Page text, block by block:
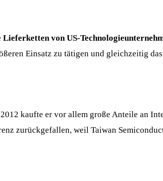
von US-
Einsatz zu tätigen und gleichzeitig
kaufte er vor allem große Anteile an
zurückgefallen, weil Taiwan